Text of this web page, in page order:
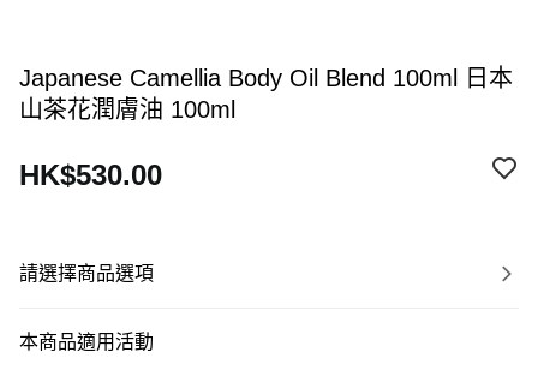
Japanese Camellia Body Oil Blend 100ml 日本
山茶花潤膚油 100ml
HK$530.00
請選擇商品選項
本商品適用活動